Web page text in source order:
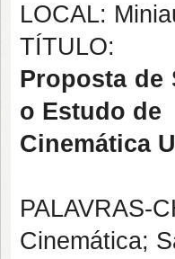
LOCAL:
TÍTULO:
Proposta de
o Estudo de
Cinemática
PALAVRAS-
Cinemática;